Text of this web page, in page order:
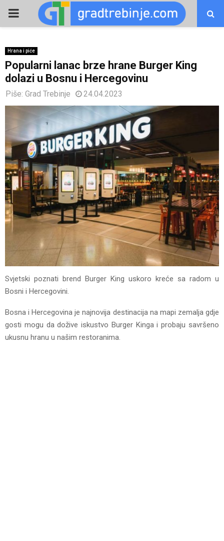
PRIMARY
Hrana i piće
Popularni lanac brze hrane Burger King
dolazi u Bosnu i Hercegovinu
Piše: Grad Trebinje 24.04.2023
Svjetski poznati brend Burger King uskoro kreće sa radom u
Bosni i Hercegovini.
Bosna i Hercegovina je najnovija destinacija na mapi zemalja gdje
gosti mogu da dožive iskustvo Burger Kinga i probaju savršeno
ukusnu hranu u našim restoranima.